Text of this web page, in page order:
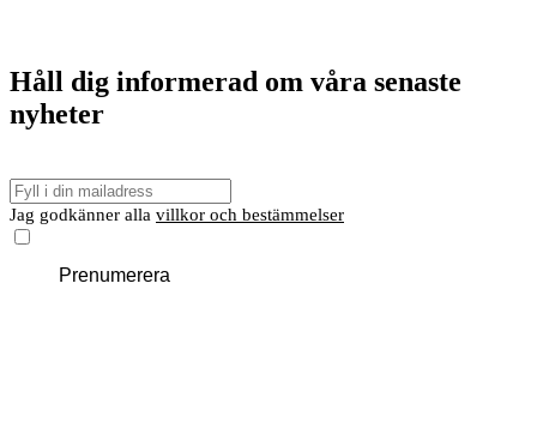
Håll dig informerad om våra senaste
nyheter
E-
post
Jag godkänner alla villkor och bestämmelser
Prenumerera